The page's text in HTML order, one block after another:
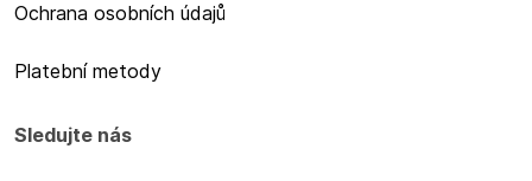
Ochrana osobních údajů
Platební metody
Sledujte nás